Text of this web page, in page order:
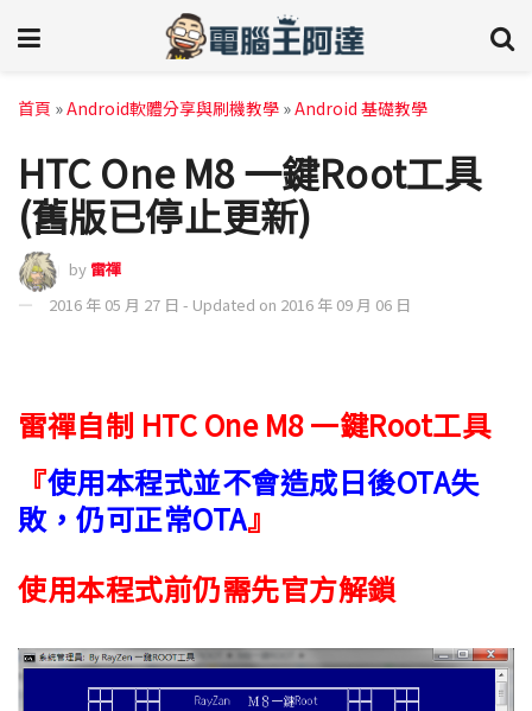
首頁 »Android軟體分享與刷機教學 »Android 基礎教學
HTC One M8 一鍵Root工具
(舊版已停止更新)
by 雷禪
2016 年 05 月 27 日 - Updated on 2016 年 09 月 06 日
雷禪自制 HTC One M8 一鍵Root工具
『使用本程式並不會造成日後OTA失
敗，仍可正常OTA』
使用本程式前仍需先官方解鎖